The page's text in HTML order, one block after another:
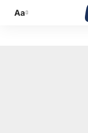
Promijeni
Aa